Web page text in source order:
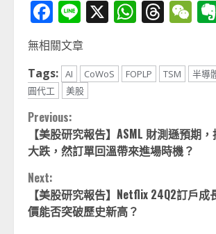
Facebook
Line
X
無相關文章
Tags: AI CoWoS FOPLP TSM 半導
圓代工
美股
Continue
Reading
Previous:
【美股研究報告】ASML 財測遜預期
大跌，然訂單回溫帶來進場時機？
Next:
【美股研究報告】Netflix 24Q2訂戶
價能否突破歷史新高？